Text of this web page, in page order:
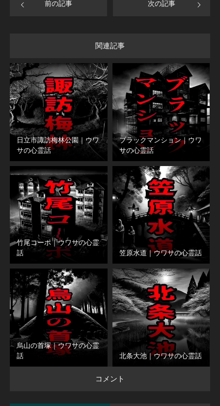
前の記事 次の記事
関連記事
日立市諏訪梅林公園｜ウワ
サの心霊話
ブラックマンション｜ウワ
サの心霊話
竹尾コーポ｜ウワサの心霊
話
笠原水道｜ウワサの心霊話
烏山の首塚｜ウワサの心霊
話
北条大池｜ウワサの心霊話
コメント